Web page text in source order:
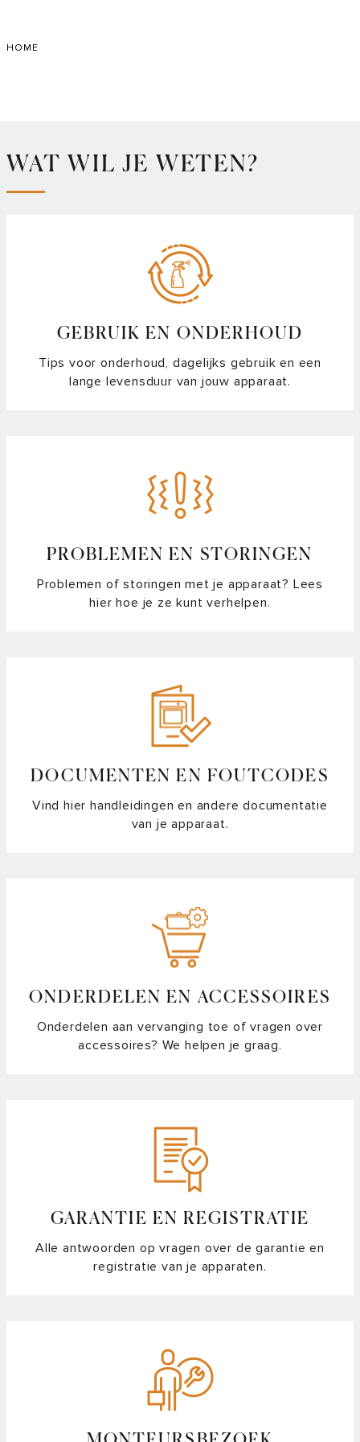
Main
HOME
WAT WIL JE WETEN?
GEBRUIK EN ONDERHOUD
Tips voor onderhoud, dagelijks gebruik en een
lange levensduur van jouw apparaat.
PROBLEMEN EN STORINGEN
Problemen of storingen met je apparaat? Lees
hier hoe je ze kunt verhelpen.
DOCUMENTEN EN FOUTCODES
Vind hier handleidingen en andere documentatie
van je apparaat.
ONDERDELEN EN ACCESSOIRES
Onderdelen aan vervanging toe of vragen over
accessoires? We helpen je graag.
GARANTIE EN REGISTRATIE
Alle antwoorden op vragen over de garantie en
registratie van je apparaten.